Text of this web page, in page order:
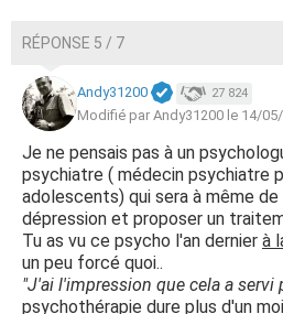
RÉPONSE 5 / 7
Andy31200 27 824
Modifié par Andy31200 le 14/
Je ne pensais pas à un
psychiatre ( médecin psychiatre
adolescents) qui sera à même
dépression et proposer un
Tu as vu ce psycho l'an dernier à
un peu forcé quoi..
"J'ai l'impression que cela a servi
psychothérapie dure plus d'un